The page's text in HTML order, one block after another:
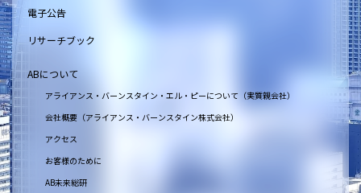
電子公告
リサーチブック
ABについて
アライアンス・バーンスタイン・エル・ピーについて（実質親会社）
会社概要（アライアンス・バーンスタイン株式会社）
アクセス
お客様のために
AB未来総研